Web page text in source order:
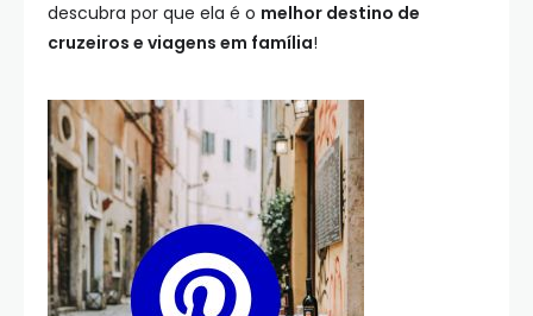
descubra por que ela é o melhor destino de
cruzeiros e viagens em família!